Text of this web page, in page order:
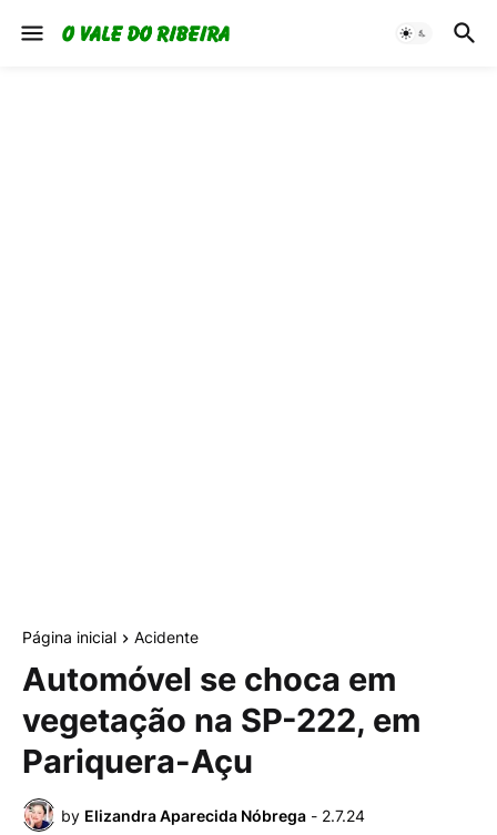
Página inicial Acidente
Automóvel se choca em
vegetação na SP-222, em
Pariquera-Açu
by Elizandra Aparecida Nóbrega - 2.7.24